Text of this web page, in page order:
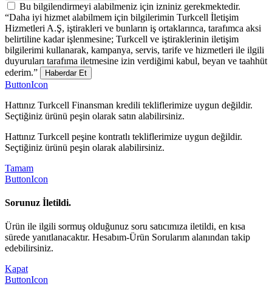
Bu bilgilendirmeyi alabilmeniz için izniniz gerekmektedir.
“Daha iyi hizmet alabilmem için bilgilerimin Turkcell İletişim
Hizmetleri A.Ş, iştirakleri ve bunların iş ortaklarınca, tarafımca aksi
belirtiline kadar işlenmesine; Turkcell ve iştiraklerinin iletişim
bilgilerimi kullanarak, kampanya, servis, tarife ve hizmetleri ile ilgili
duyuruları tarafıma iletmesine izin verdiğimi kabul, beyan ve taahhüt
ederim.”
Haberdar Et
ButtonIcon
Hattınız Turkcell Finansman kredili tekliflerimize uygun değildir.
Seçtiğiniz ürünü peşin olarak satın alabilirsiniz.
Hattınız Turkcell peşine kontratlı tekliflerimize uygun değildir.
Seçtiğiniz ürünü peşin olarak alabilirsiniz.
Tamam
ButtonIcon
Sorunuz İletildi.
Ürün ile ilgili sormuş olduğunuz soru satıcımıza iletildi, en kısa
sürede yanıtlanacaktır. Hesabım-Ürün Sorularım alanından takip
edebilirsiniz.
Kapat
ButtonIcon